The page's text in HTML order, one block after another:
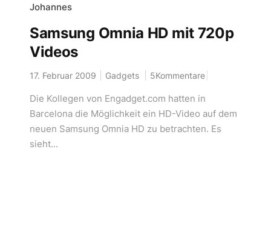
Johannes
Samsung Omnia HD mit 720p
Videos
17. Februar 2009 Gadgets 5Kommentare
Die Kollegen von Engadget.com hatten in
Barcelona die Möglichkeit ein HD-Video auf dem
neuen Samsung Omnia HD zu betrachten. Es
sieht...